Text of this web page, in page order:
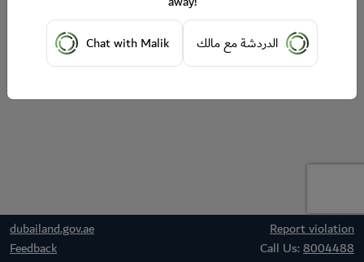
dubailand.gov.ae
Report violation
Feedback
Call Us:8004488
Chat with Malik
الدردشة مع مالك